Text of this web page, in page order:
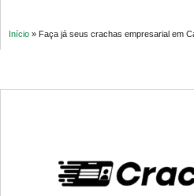
Início » Faça já seus crachas empresarial em